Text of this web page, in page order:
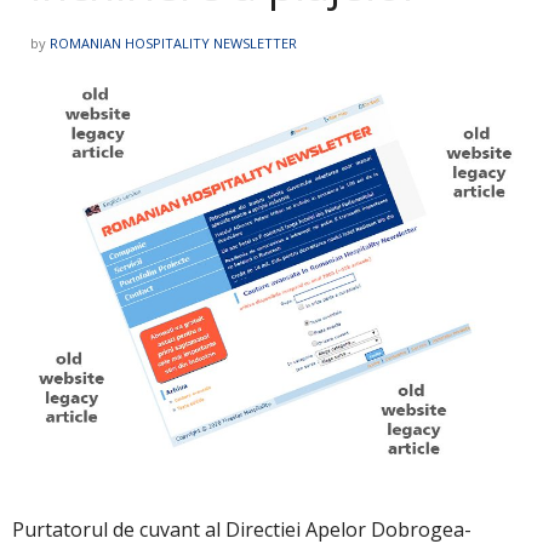
by ROMANIAN HOSPITALITY NEWSLETTER
Purtatorul de cuvant al Directiei Apelor Dobrogea-